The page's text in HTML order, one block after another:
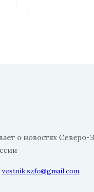
о новостях Северо-
vestnik.szfo@gmail.com